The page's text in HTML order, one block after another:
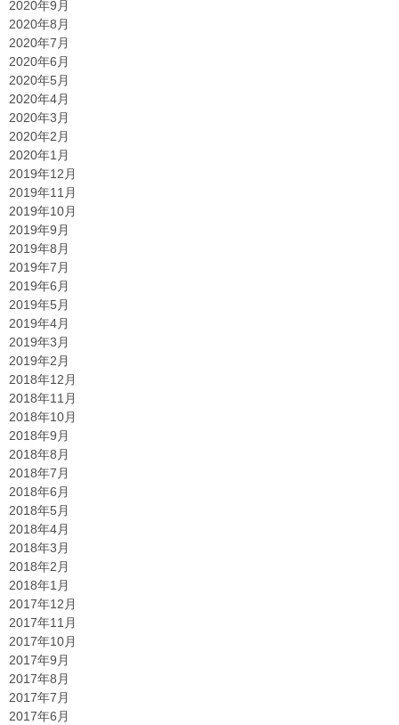
2020年9月
2020年8月
2020年7月
2020年6月
2020年5月
2020年4月
2020年3月
2020年2月
2020年1月
2019年12月
2019年11月
2019年10月
2019年9月
2019年8月
2019年7月
2019年6月
2019年5月
2019年4月
2019年3月
2019年2月
2018年12月
2018年11月
2018年10月
2018年9月
2018年8月
2018年7月
2018年6月
2018年5月
2018年4月
2018年3月
2018年2月
2018年1月
2017年12月
2017年11月
2017年10月
2017年9月
2017年8月
2017年7月
2017年6月